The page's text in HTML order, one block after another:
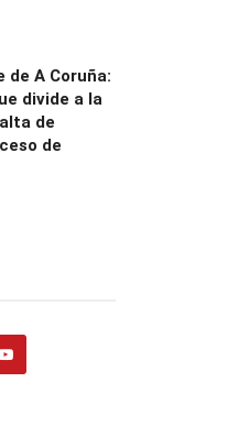
de A Coruña:
divide a la
de
de